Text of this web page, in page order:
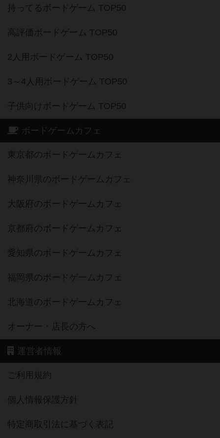
持ってるボードゲーム TOP50
高評価ボードゲーム TOP50
2人用ボードゲーム TOP50
3～4人用ボードゲーム TOP50
子供向けボードゲーム TOP50
ボードゲームカフェ
東京都のボードゲームカフェ
神奈川県のボードゲームカフェ
大阪府のボードゲームカフェ
京都府のボードゲームカフェ
愛知県のボードゲームカフェ
福岡県のボードゲームカフェ
北海道のボードゲームカフェ
オーナー・店長の方へ
運営者情報
ご利用規約
個人情報保護方針
特定商取引法に基づく表記